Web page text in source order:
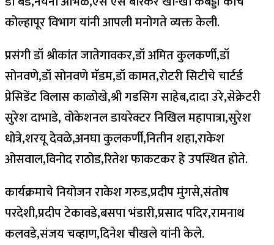
कोल्हापूर विभाग यांनी आपली मनोगते व्यक्त केली.
प्रसंगी डॉ श्रीकांत जातेगावकर,डॉ अमित कुलकर्णी,डॉ
सोनवणे,डॉ सोनवणे मॅडम,डॉ कामत,रोटरी सिटीचे चार्टर्ड
प्रेसिडेंट विलास काळोखे,श्री गडसिग साहेब,दादा उरे,सेक्रेटरी
सुरेश दाभाडे, वोकेशनल डायरेक्टर निखिल महापात्रा,सुरेश
धोत्रे,शरयू देवळे,अनघा कुलकर्णी,नितीन शहा,राकेश
ओसवाल,विनोद राठोड,रितेश फाकटकर हे उपस्थित होते.
कार्यक्रमाचे नियोजन राकेश गरुड,प्रदीप मुंगसे,संतोष
परदेशी,प्रदीप टेकावडे,बसपा भंडारी,प्रसाद पदिर,रामनाथ
कलवडे,संजय चव्हाण,दिनेश चीखले यांनी केले.